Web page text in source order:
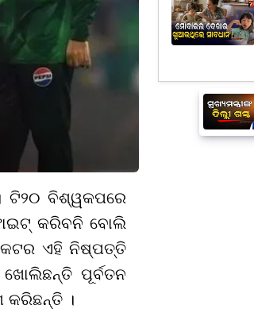
ଟି୨୦ ବିଶ୍ୱକପରେ
କରିବନି ବୋଲି
ଏହି ନିଷ୍ପତ୍ତି
ପୂର୍ବତନ
କରିଛନ୍ତି ।